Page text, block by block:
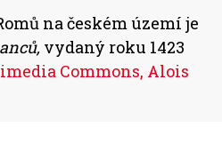
na českém území je
vydaný roku 1423
Commons, Alois